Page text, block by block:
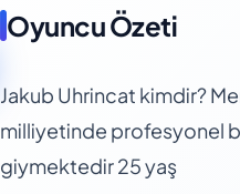
Oyuncu Özeti
Jakub Uhrincat kimdir?
milliyetinde profesyonel
giymektedir 25 yaş